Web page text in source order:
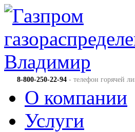
8-800-250-22-94 - телефон горячей
О компании
Услуги